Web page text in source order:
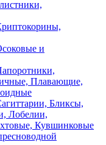
и
Плавающие,
Бликсы,
Лобелии,
Кувшинковые